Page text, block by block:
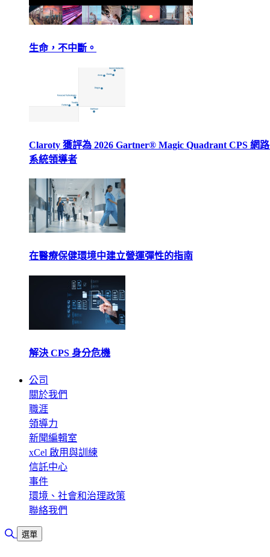
生命，不中斷。
Claroty 獲評為 2026 Gartner® Magic Quadrant CPS 網
系統領導者
在醫療保健環境中建立營運彈性的指南
解決 CPS 身分危機
公司
關於我們
職涯
領導力
新聞編輯室
xCel 啟用與訓練
信託中心
事件
環境、社會和治理政策
聯絡我們
切換搜尋
選單